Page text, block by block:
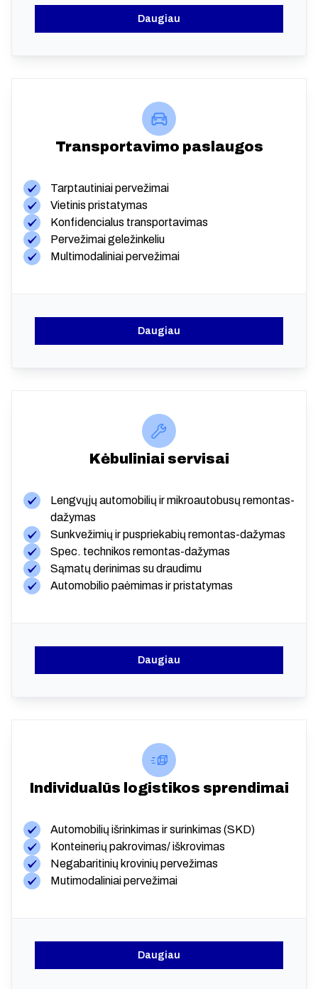
Daugiau
Transportavimo paslaugos
Tarptautiniai pervežimai
Vietinis pristatymas
Konfidencialus transportavimas
Pervežimai geležinkeliu
Multimodaliniai pervežimai
Daugiau
Kėbuliniai servisai
Lengvųjų automobilių ir mikroautobusų remontas-
dažymas
Sunkvežimių ir puspriekabių remontas-dažymas
Spec. technikos remontas-dažymas
Sąmatų derinimas su draudimu
Automobilio paėmimas ir pristatymas
Daugiau
Individualūs logistikos sprendimai
Automobilių išrinkimas ir surinkimas (SKD)
Konteinerių pakrovimas/ iškrovimas
Negabaritinių krovinių pervežimas
Mutimodaliniai pervežimai
Daugiau